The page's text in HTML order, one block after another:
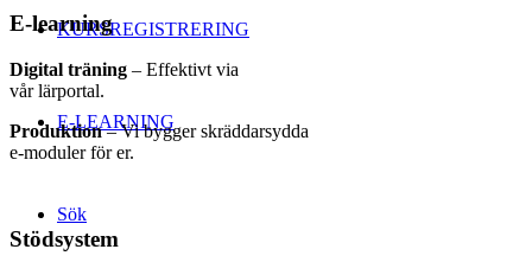
KURSREGISTRERING
E-LEARNING
Sök
E-learning​
Digital träning – Effektivt via
vårlärportal.
Produktion– Vi byggerskräddarsydda
e-moduler för er.
Stödsystem​